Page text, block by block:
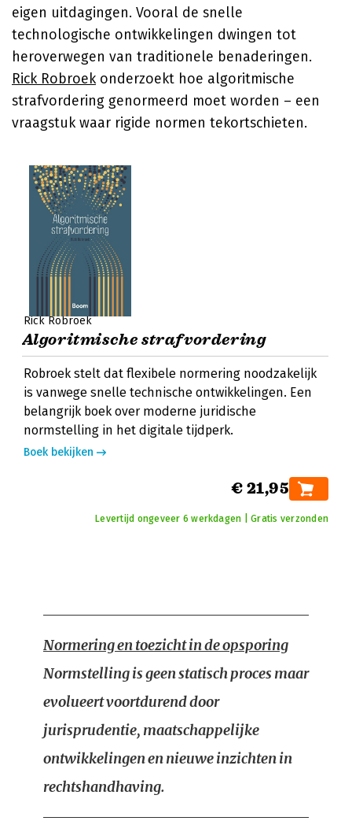
eigen uitdagingen. Vooral de snelle
technologische ontwikkelingen dwingen tot
heroverwegen van traditionele benaderingen.
Rick Robroekonderzoekt hoe algoritmische
strafvordering genormeerd moet worden – een
vraagstuk waar rigide normen tekortschieten.
Rick Robroek
Algoritmische strafvordering
Robroek stelt dat flexibele normering noodzakelijk
is vanwege snelle technische ontwikkelingen. Een
belangrijk boek over moderne juridische
normstelling in het digitale tijdperk.
Boek bekijken
€ 21,95
Levertijd ongeveer 6 werkdagen | Gratis verzonden
Normering en toezicht in de opsporing
Normstelling is geen statisch proces maar
evolueert voortdurend door
jurisprudentie, maatschappelijke
ontwikkelingen en nieuwe inzichten in
rechtshandhaving.